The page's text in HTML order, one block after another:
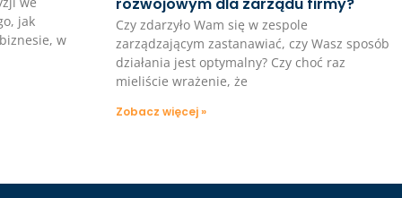
jak
w
rozwojowym dla zarządu firmy?
Czy zdarzyło Wam się w zespole
zarządzającym zastanawiać, czy Wasz sposób
działania jest optymalny? Czy choć raz
mieliście wrażenie, że
Zobacz więcej »